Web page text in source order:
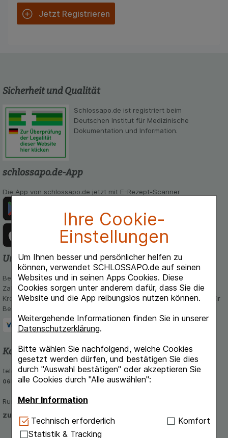
Ihre Cookie-
Einstellungen
Um Ihnen besser und persönlicher helfen zu
können, verwendet SCHLOSSAPO.de auf seinen
Websites und in seinen Apps Cookies. Diese
Cookies sorgen unter anderem dafür, dass Sie die
Website und die App reibungslos nutzen können.
Weitergehende Informationen finden Sie in unserer
Datenschutzerklärung.
Bitte wählen Sie nachfolgend, welche Cookies
gesetzt werden dürfen, und bestätigen Sie dies
durch "Auswahl bestätigen" oder akzeptieren Sie
alle Cookies durch "Alle auswählen":
Mehr Information
Technisch Notwendig:Hierbei handelt es sich um
Cookies, die für die Grundfunktionen unserer
Technisch erforderlich
Komfort
Statistik & Tracking
Jetzt Registrieren
Sicherheit und Qualität
Schlossapo.de ist registriert beim
Deutschen Institut für Medizinische
Dokumentation und Information.
schlossapo.de-App
Die App von schlossapo.de jetzt mit E-Rezept-Scanner
Unsere Zahlungsarten
Bequem und sicher - Wählen Sie aus unseren verschiedenen
Zahlungsmöglichkeiten:
Kreditkarte, PayPal,Vorkasse, iDeal, Bancontact und Rechnung (für
Bestandskunden)
Kontakt und Beratung
telefonisch Mo - Fr von 8-16 Uhr unter
06851-939 56 56
Rund um die Uhr per E-Mail
zum Kontaktformular